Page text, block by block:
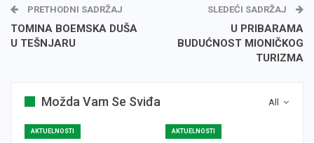
PRETHODNI SADRŽAJ
TOMINA BOEMSKA DUŠA
U TEŠNJARU
SLEDEĆI SADRŽAJ
U PRIBARAMA
BUDUĆNOST MIONIČKOG
TURIZMA
All
Možda Vam Se Sviđa
AKTUELNOSTI AKTUELNOSTI